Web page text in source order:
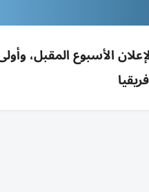
الأسبوع المقبل، وأولى